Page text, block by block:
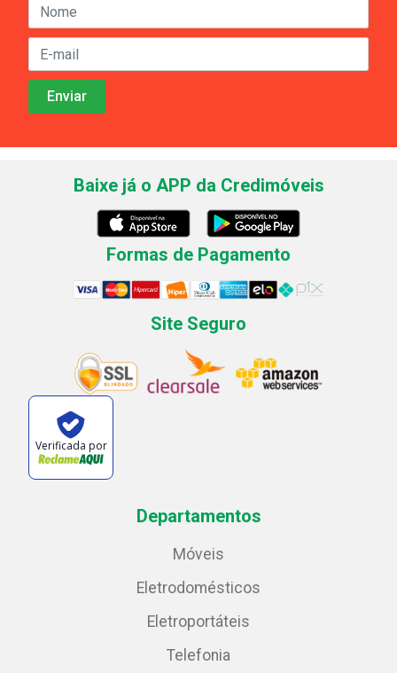
Baixe já o APP da Credimóveis
Formas de Pagamento
Site Seguro
Verificada por
Departamentos
Móveis
Eletrodomésticos
Eletroportáteis
Telefonia